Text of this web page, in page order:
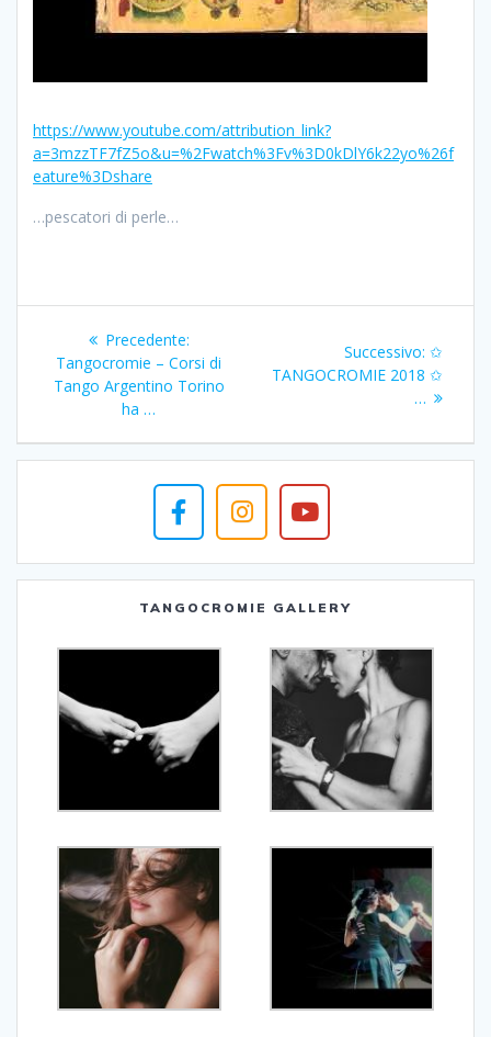
https://www.youtube.com/attribution_link?
a=3mzzTF7fZ5o&u=%2Fwatch%3Fv%3D0kDlY6k22yo%26f
eature%3Dshare
…pescatori di perle…
Navigazione
articoli
Precedente:Articolo
precedente:
Tangocromie – Corsi di
Tango Argentino Torino
ha …
Successivo: Articolo
✩
TANGOCROMIE 2018 ✩
…
TANGOCROMIE GALLERY